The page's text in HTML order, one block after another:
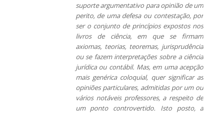
suporte argumentativo para opinião de um
perito, de uma defesa ou contestação, por
ser o conjunto de princípios expostos nos
livros de ciência, em que se firmam
axiomas, teorias, teoremas, jurisprudência
ou se fazem interpretações sobre a ciência
jurídica ou contábil. Mas, em uma acepção
mais genérica coloquial, quer significar as
opiniões particulares, admitidas por um ou
vários notáveis professores, a respeito de
um ponto controvertido. Isto posto, a